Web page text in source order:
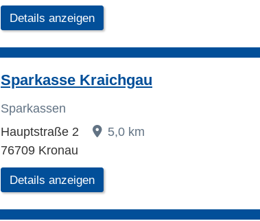
Details anzeigen
Sparkasse Kraichgau
Sparkassen
Hauptstraße 2
5,0 km
76709 Kronau
Details anzeigen